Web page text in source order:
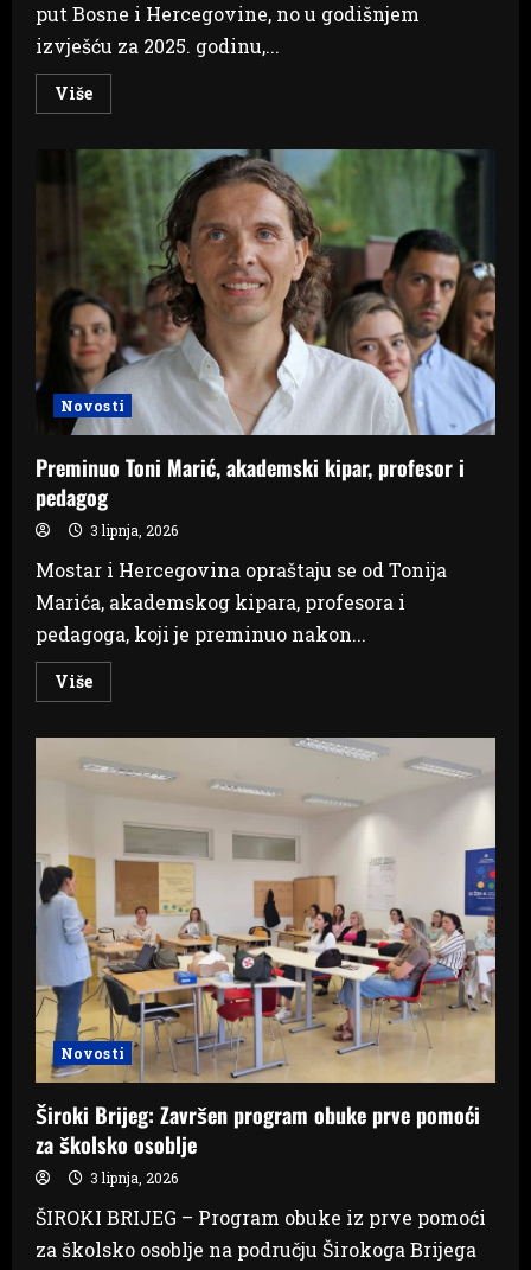
put Bosne i Hercegovine, no u godišnjem
izvješću za 2025. godinu,...
VišeRead
more
Izborna
reforma
ključna
za
europski
BiH
Novosti
Preminuo Toni Marić, akademski kipar, profesor i
pedagog
3 lipnja, 2026
Mostar i Hercegovina opraštaju se od Tonija
Marića, akademskog kipara, profesora i
pedagoga, koji je preminuo nakon...
VišeRead
more
Marić,
akademski
Novosti
Široki Brijeg: Završen program obuke prve pomoći
za školsko osoblje
3 lipnja, 2026
ŠIROKI BRIJEG – Program obuke iz prve pomoći
za školsko osoblje na području Širokoga Brijega